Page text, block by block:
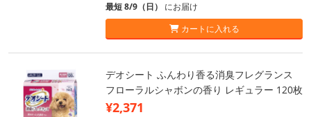
最短 8/9（日） にお届け
カートに入れる
デオシート ふんわり香る消臭フレグランス
フローラルシャボンの香り レギュラー 120枚
¥2,371